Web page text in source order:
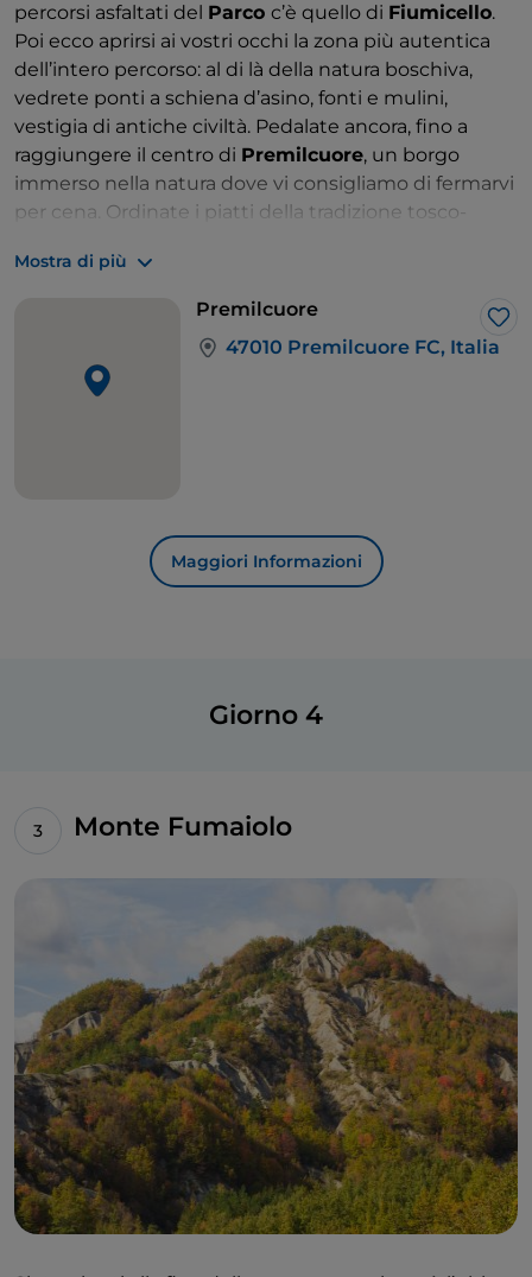
percorsi asfaltati del Parco c’è quello di Fiumicello.
Poi ecco aprirsi ai vostri occhi la zona più autentica
dell’intero percorso: al di là della natura boschiva,
vedrete ponti a schiena d’asino, fonti e mulini,
vestigia di antiche civiltà. Pedalate ancora, fino a
raggiungere il centro di Premilcuore, un borgo
immerso nella natura dove vi consigliamo di fermarvi
per cena. Ordinate i piatti della tradizione tosco-
spezzatino di cinghiale o delle tagliatelle ai funghi.
Mostra di più
Premilcuore
47010 Premilcuore FC, Italia
Maggiori Informazioni
Giorno 4
Monte Fumaiolo